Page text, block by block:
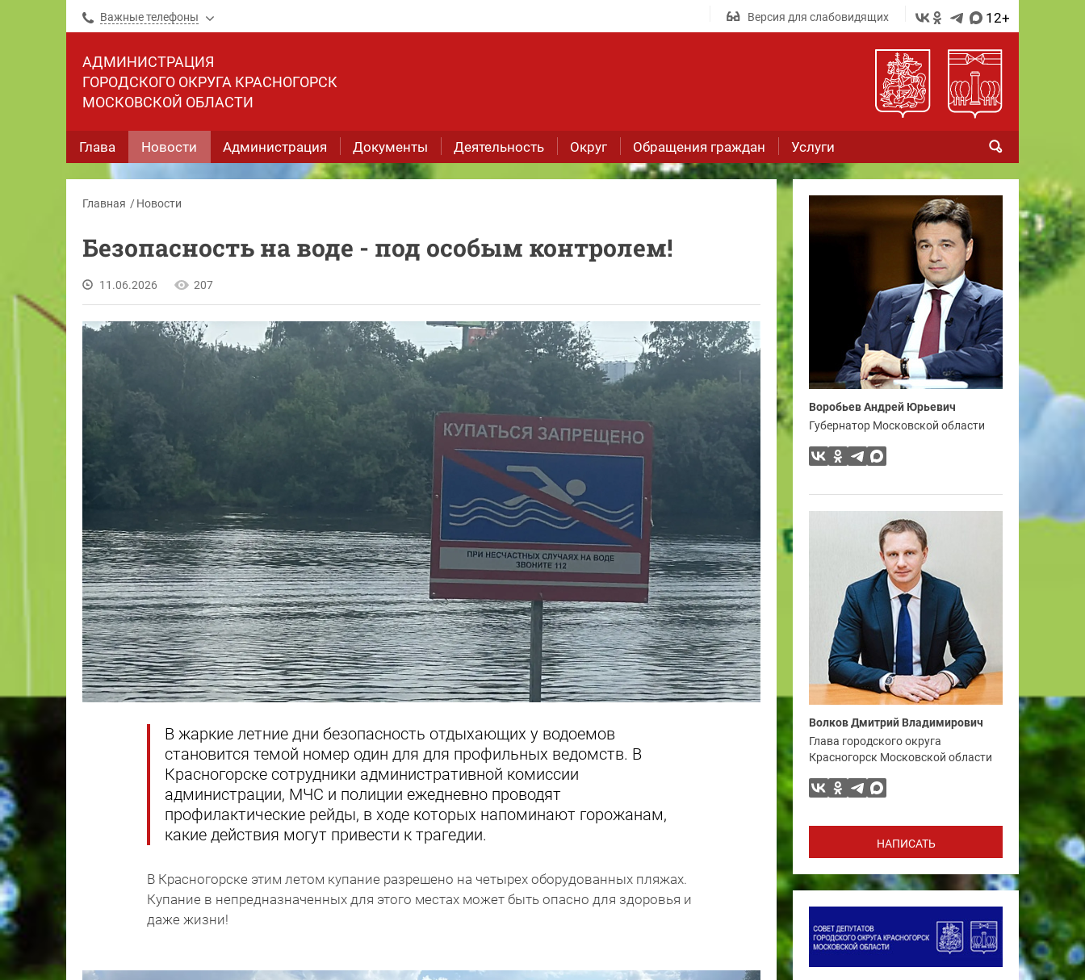
Важные телефоны Версия для слабовидящих 12+
АДМИНИСТРАЦИЯ
ГОРОДСКОГО ОКРУГА КРАСНОГОРСК
МОСКОВСКОЙ ОБЛАСТИ
Глава Новости Администрация Документы Деятельность Округ Обращения граждан Услуги
Главная Новости
Безопасность на воде - под особым контролем!
11.06.2026 207
В жаркие летние дни безопасность отдыхающих у водоемов
становится темой номер один для для профильных ведомств. В
Красногорске сотрудники административной комиссии
администрации, МЧС и полиции ежедневно проводят
профилактические рейды, в ходе которых напоминают горожанам,
какие действия могут привести к трагедии.
В Красногорске этим летом купание разрешено на четырех оборудованных пляжах.
Купание в непредназначенных для этого местах может быть опасно для здоровья и
даже жизни!
Воробьев Андрей Юрьевич
Губернатор Московской области
Волков Дмитрий Владимирович
Глава городского округа
Красногорск Московской области
НАПИСАТЬ